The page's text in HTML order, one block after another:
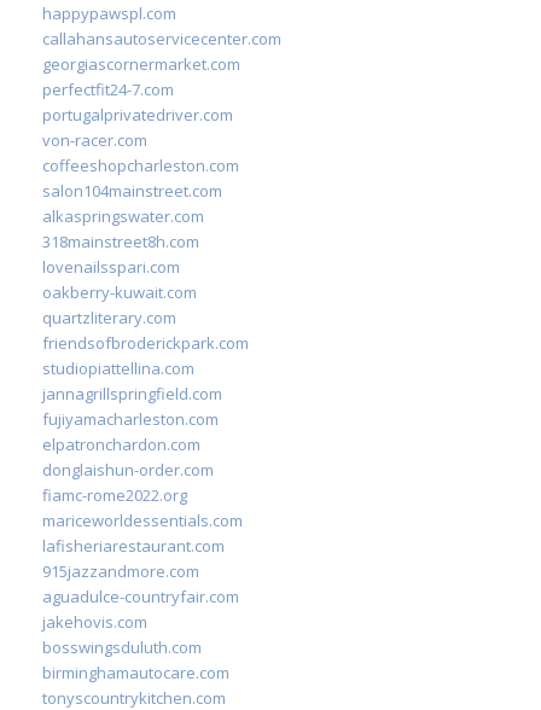
happypawspl.com
callahansautoservicecenter.com
georgiascornermarket.com
perfectfit24-7.com
portugalprivatedriver.com
von-racer.com
coffeeshopcharleston.com
salon104mainstreet.com
alkaspringswater.com
318mainstreet8h.com
lovenailsspari.com
oakberry-kuwait.com
quartzliterary.com
friendsofbroderickpark.com
studiopiattellina.com
jannagrillspringfield.com
fujiyamacharleston.com
elpatronchardon.com
donglaishun-order.com
fiamc-rome2022.org
mariceworldessentials.com
lafisheriarestaurant.com
915jazzandmore.com
aguadulce-countryfair.com
jakehovis.com
bosswingsduluth.com
birminghamautocare.com
tonyscountrykitchen.com